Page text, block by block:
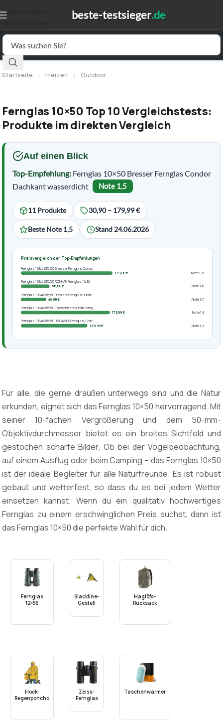
Startseite | Freizeit | Outdoor
Fernglas 10×50 Top 10 Vergleichstests:
Produkte im direkten Vergleich
Auf einen Blick
Top-Empfehlung: Fernglas 10×50 Bresser Fernglas Condor
Dachkant wasserdicht
Note 1,5
11 Produkte 30,90 – 179,99 €
Beste Note 1,5 Stand 24.06.2026
Preisvergleich der Top-Empfehlungen
Fernglas 10&#215;50 Bresser Fernglas Condo
179,00 €
Note 1,5
Fernglas 10&#215;50 RONHAN Fernglas für Er
56,00 €
Note 1,6
Fernglas 10&#215;50 Bresser Fernglas Hunte
48,99 €
Note 1,7
Fernglas 10&#215;50 Eschenbach Optik Ferng
173,89 €
Note 1,8
Fernglas 10&#215;50 USCAMEL Fernglas, Entf
129,99 €
Note 1,9
Für alle, die gerne draußen unterwegs sind und die Natur
erkunden, eignet sich das Fernglas 10×50 hervorragend. Mit
seiner 10-fachen Vergrößerung und dem 50-mm-
Objektivdurchmesser bietet es ein breites Sichtfeld und
gestochen scharfe Bilder. Ob bei der Vogelbeobachtung,
auf einem Ausflug oder beim Camping – das Fernglas 10×50
ist der ideale Begleiter für alle Naturfreunde. Es ist robust
gebaut und wetterfest, so dass du es bei jedem Wetter
einsetzen kannst. Wenn du ein qualitativ hochwertiges
Fernglas zu einem erschwinglichen Preis suchst, dann ist
das Fernglas 10×50 die perfekte Wahl für dich.
Fernglas
12×56
Slackline-
Gestell
Haglöfs-
Rucksack
Hock-
Regenponcho
Zeiss-
Fernglas
Taschenwärmer